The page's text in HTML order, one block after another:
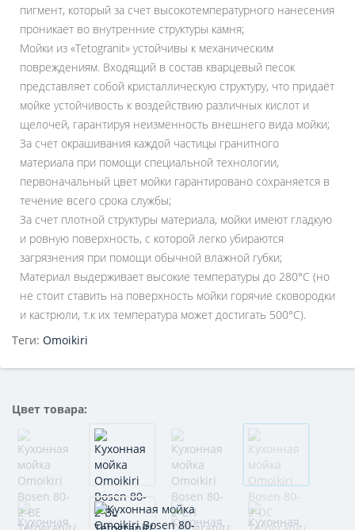
пигмент, который за счет высокотемпературного нанесения
проникает во внутренние структуры камня;
Мойки из «Tetogranit» устойчивы к механическим
повреждениям. Входящий в состав кварцевый песок
представляет собой кристаллическую структуру, что придаёт
мойке устойчивость к воздействию различных кислот и
щелочей, гарантируя неизменность внешнего вида мойки;
За счет окрашивания каждой частицы гранитного
материала при помощи специальной технологии,
первоначальный цвет мойки гарантировано сохраняется в
течение всего срока службы;
За счет плотной структуры материала, мойки имеют гладкую
и ровную поверхность, с которой легко убираются
загрязнения при помощи обычной влажной губки;
Материал выдерживает высокие температуры до 280°С (но
не стоит ставить на поверхность мойки горячие сковородки
и кастрюли, т.к их температура может достигать 500°С).
Теги: Omoikiri
Цвет товара: